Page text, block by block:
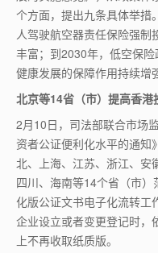
个方面，提出九条具体举措
人驾驶航空器责任保险强制
丰富；到2030年，低空保
健康发展的保障作用持续增
北京等14省（市）提高香
2月10日，司法部联合市场
资者公证便利化水平的通知
北、上海、江苏、浙江、安
四川、海南等14个省（市
化版公证文书电子化流转工
企业设立或者变更登记时，
上不再收取纸质版。